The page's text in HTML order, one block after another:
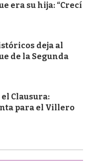
era su hija: “Crecí
deja al
de la Segunda
Clausura:
para el Villero